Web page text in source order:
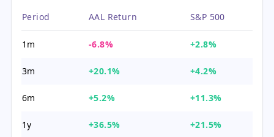
Period AAL Return S&P 500
1m -6.8% +2.8%
3m +20.1% +4.2%
6m +5.2% +11.3%
1y +36.5% +21.5%